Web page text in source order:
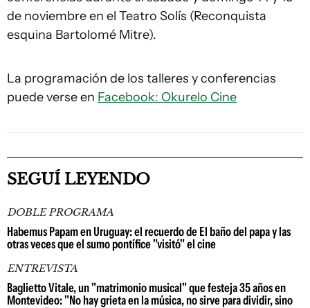
de noviembre en el Teatro Solís (Reconquista
esquina Bartolomé Mitre).
La programación de los talleres y conferencias
puede verse en Facebook: Okurelo Cine
SEGUÍ LEYENDO
DOBLE PROGRAMA
Habemus Papam en Uruguay: el recuerdo de El baño del papa y las
otras veces que el sumo pontífice "visitó" el cine
ENTREVISTA
Baglietto Vitale, un "matrimonio musical" que festeja 35 años en
Montevideo: "No hay grieta en la música, no sirve para dividir, sino